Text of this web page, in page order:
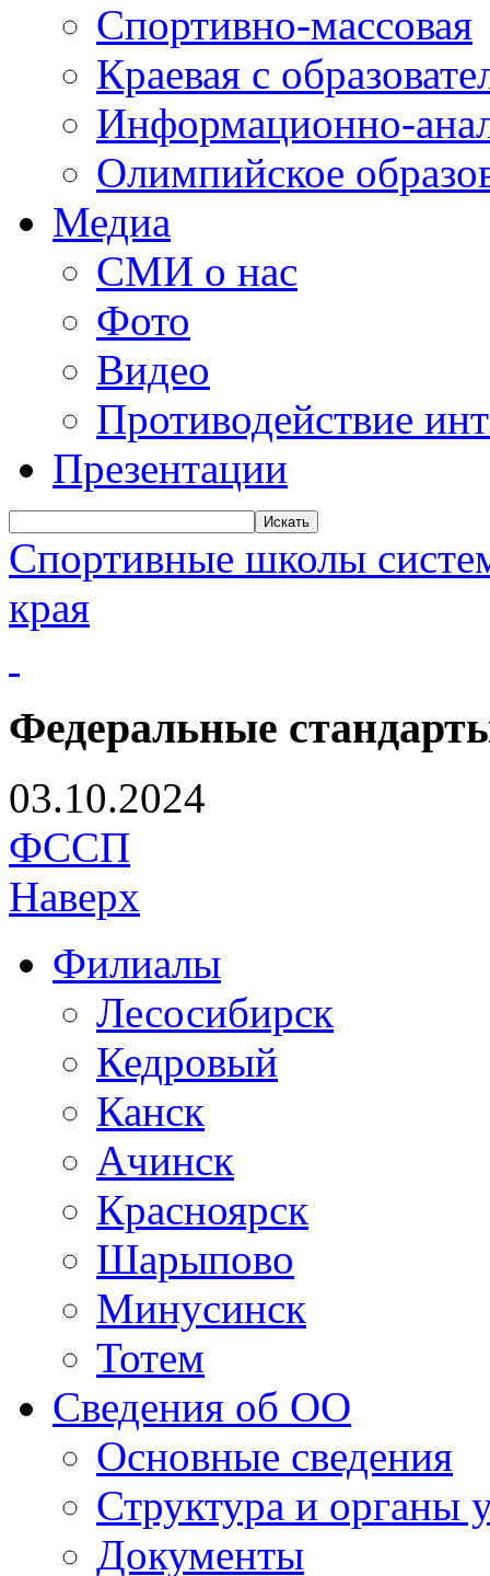
Спортивно-массовая
Краевая с
Информационно-
Олимпийское
Медиа
СМИ о нас
Фото
Видео
Противодействие
Презентации
Искать
Спортивные школы
края
Федеральные
03.10.2024
ФССП
Наверх
Филиалы
Лесосибирск
Кедровый
Канск
Ачинск
Красноярск
Шарыпово
Минусинск
Тотем
Сведения об ОО
Основные сведения
Структура и органы
Документы